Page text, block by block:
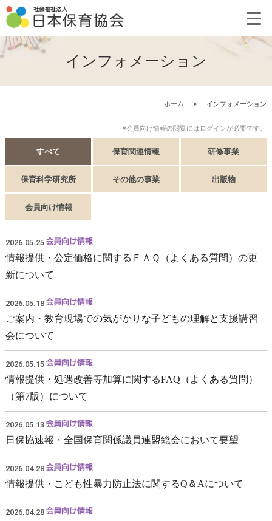
インフォメーション
ホーム > インフォメーション
※会員向け情報の閲覧にはログインが必要です。
すべて 保育関連情報 研修事業
保育科学研究所 その他の事業 出版物
会員向け情報
2026.05.25
情報提供・公定価格に関するＦＡＱ（よくある質問）の更
新について
2026.05.18
ご案内・教育現場での気がかりな子どもの理解と支援講習
会について
2026.05.15
情報提供・処遇改善等加算に関するFAQ（よくある質問）
（第7版）について
2026.05.13
日保協速報・全国保育関係議員連盟総会において要望
2026.04.28
情報提供・こども性暴力防止法に関するQ＆Aについて
2026.04.28